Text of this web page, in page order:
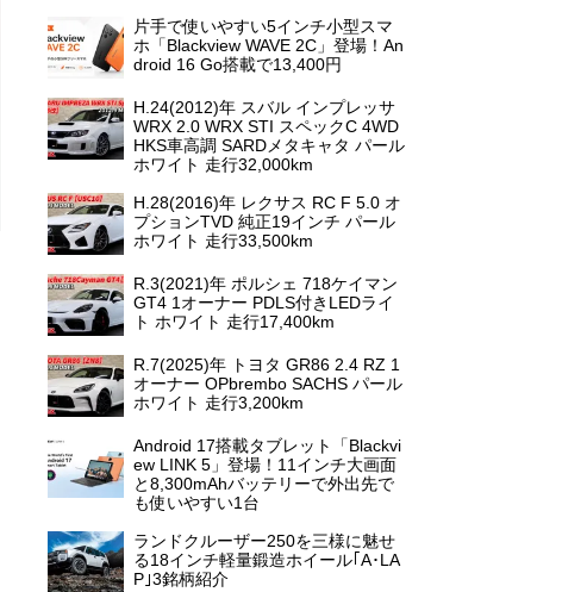
片手で使いやすい5インチ小型スマ
ホ「Blackview WAVE 2C」登場！An
droid 16 Go搭載で13,400円
H.24(2012)年 スバル インプレッサ
WRX 2.0 WRX STI スペックC 4WD
HKS車高調 SARDメタキャタ パール
ホワイト 走行32,000km
H.28(2016)年 レクサス RC F 5.0 オ
プションTVD 純正19インチ パール
ホワイト 走行33,500km
R.3(2021)年 ポルシェ 718ケイマン
GT4 1オーナー PDLS付きLEDライ
ト ホワイト 走行17,400km
R.7(2025)年 トヨタ GR86 2.4 RZ 1
オーナー OPbrembo SACHS パール
ホワイト 走行3,200km
Android 17搭載タブレット「Blackvi
ew LINK 5」登場！11インチ大画面
と8,300mAhバッテリーで外出先で
も使いやすい1台
ランドクルーザー250を三様に魅せ
る18インチ軽量鍛造ホイール｢A･LA
P｣3銘柄紹介